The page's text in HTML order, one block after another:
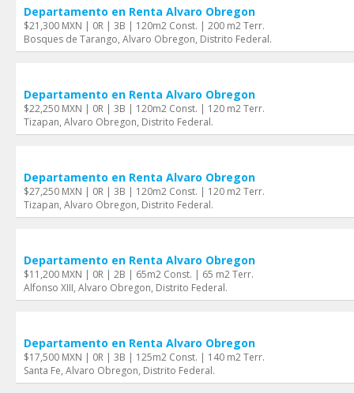
Departamento en Renta Alvaro Obregon
$21,300 MXN | 0R | 3B | 120m2 Const. | 200 m2 Terr.
Bosques de Tarango, Alvaro Obregon, Distrito Federal.
Departamento en Renta Alvaro Obregon
$22,250 MXN | 0R | 3B | 120m2 Const. | 120 m2 Terr.
Tizapan, Alvaro Obregon, Distrito Federal.
Departamento en Renta Alvaro Obregon
$27,250 MXN | 0R | 3B | 120m2 Const. | 120 m2 Terr.
Tizapan, Alvaro Obregon, Distrito Federal.
Departamento en Renta Alvaro Obregon
$11,200 MXN | 0R | 2B | 65m2 Const. | 65 m2 Terr.
Alfonso XIII, Alvaro Obregon, Distrito Federal.
Departamento en Renta Alvaro Obregon
$17,500 MXN | 0R | 3B | 125m2 Const. | 140 m2 Terr.
Santa Fe, Alvaro Obregon, Distrito Federal.